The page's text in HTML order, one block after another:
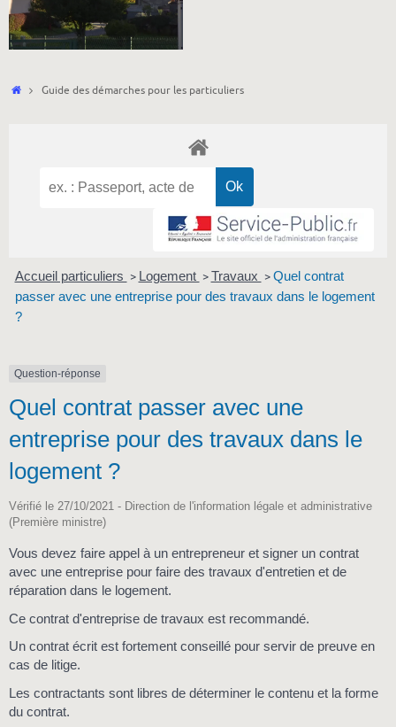
Accueil
Guide des démarches pour les particuliers
Accueil particuliers > Logement > Travaux > Quel contrat
passer avec une entreprise pour des travaux dans le logement
?
Question-réponse
Quel contrat passer avec une
entreprise pour des travaux dans le
logement ?
Vérifié le 27/10/2021 - Direction de l'information légale et administrative
(Première ministre)
Vous devez faire appel à un entrepreneur et signer un contrat
avec une entreprise pour faire des travaux d'entretien et de
réparation dans le logement.
Ce contrat d'entreprise de travaux est recommandé.
Un contrat écrit est fortement conseillé pour servir de preuve en
cas de litige.
Les contractants sont libres de déterminer le contenu et la forme
du contrat.